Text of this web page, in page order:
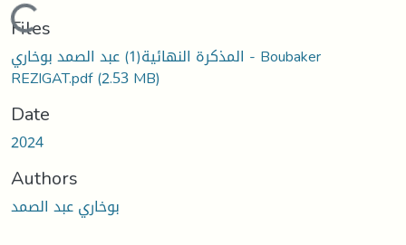
Loading...
Files
المذكرة النهائية(1) عبد الصمد بوخاري - Boubaker
REZIGAT.pdf(2.53 MB)
Date
2024
Authors
بوخاري عبد الصمد